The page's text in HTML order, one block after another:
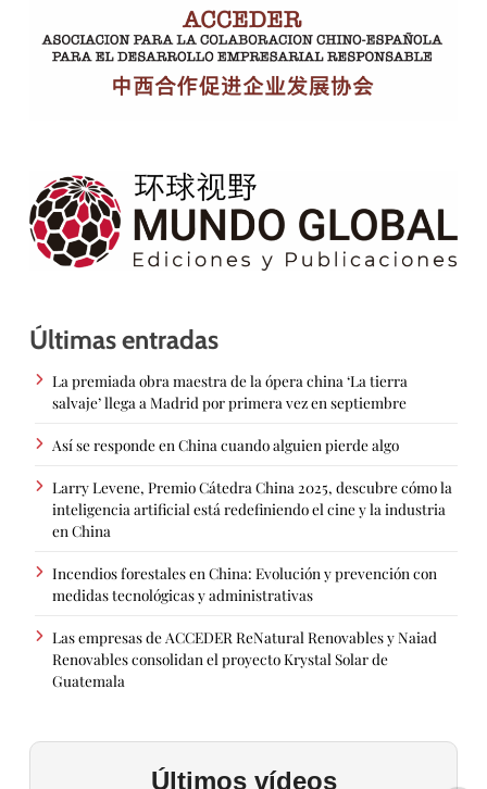
Últimas entradas
La premiada obra maestra de la ópera china ‘La tierra
salvaje’ llega a Madrid por primera vez en septiembre
Así se responde en China cuando alguien pierde algo
Larry Levene, Premio Cátedra China 2025, descubre cómo la
inteligencia artificial está redefiniendo el cine y la industria
en China
Incendios forestales en China: Evolución y prevención con
medidas tecnológicas y administrativas
Las empresas de ACCEDER ReNatural Renovables y Naiad
Renovables consolidan el proyecto Krystal Solar de
Guatemala
Últimos vídeos